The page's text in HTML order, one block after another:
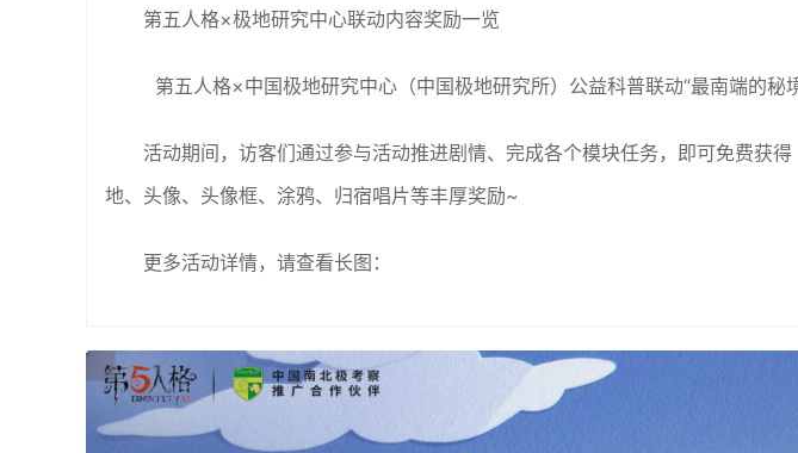
第五人格×极地研究中心联动内容奖励一览
第五人格×中国极地研究中心（中国极地研究所）公益科普联动“最南端的秘
活动期间，访客们通过参与活动推进剧情、完成各个模块任务，即可免费获
地、头像、头像框、涂鸦、归宿唱片等丰厚奖励~
更多活动详情，请查看长图：